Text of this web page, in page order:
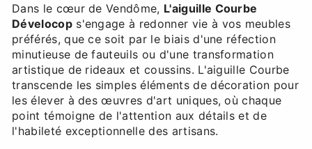
Dans le cœur de Vendôme, L'aiguille Courbe
Dévelocops'engage à redonner vie à vos meubles
préférés, que ce soit par le biais d'une réfection
minutieuse de fauteuils ou d'une transformation
artistique de rideaux et coussins. L'aiguille Courbe
transcende les simples éléments de décoration pour
les élever à des œuvres d'art uniques, où chaque
point témoigne de l'attention aux détails et de
l'habileté exceptionnelle des artisans.